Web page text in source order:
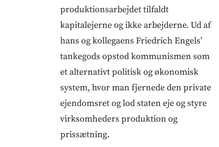
produktionsarbejdet tilfaldt
kapitalejerne og ikke arbejderne. Ud af
hans og kollegaens Friedrich Engels’
tankegods opstod kommunismen som
et alternativt politisk og økonomisk
system, hvor man fjernede den private
ejendomsret og lod staten eje og styre
virksomheders produktion og
prissætning.